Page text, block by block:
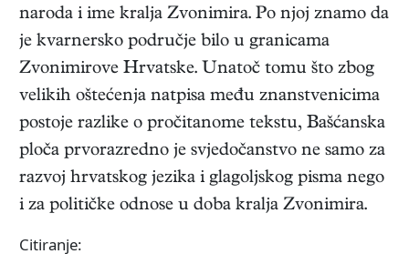
naroda i ime kralja Zvonimira. Po njoj znamo da
je kvarnersko područje bilo u granicama
Zvonimirove Hrvatske. Unatoč tomu što zbog
velikih oštećenja natpisa među znanstvenicima
postoje razlike o pročitanome tekstu, Bašćanska
ploča prvorazredno je svjedočanstvo ne samo za
razvoj hrvatskog jezika i glagoljskog pisma nego
i za političke odnose u doba kralja Zvonimira.
Citiranje: